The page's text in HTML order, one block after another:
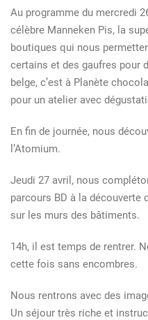
Au programme du mercredi
célèbre Manneken Pis, la
boutiques qui nous
certains et des gaufres pour
belge, c’est à Planète
pour un atelier avec
En fin de journée, nous
l’Atomium.
Jeudi 27 avril, nous
parcours BD à la découverte
sur les murs des bâtiments.
14h, il est temps de rentrer.
cette fois sans encombres.
Nous rentrons avec des
Un séjour très riche et